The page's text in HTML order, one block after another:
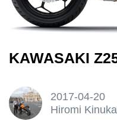
KAWASAKI
2017-04-20
Hiromi